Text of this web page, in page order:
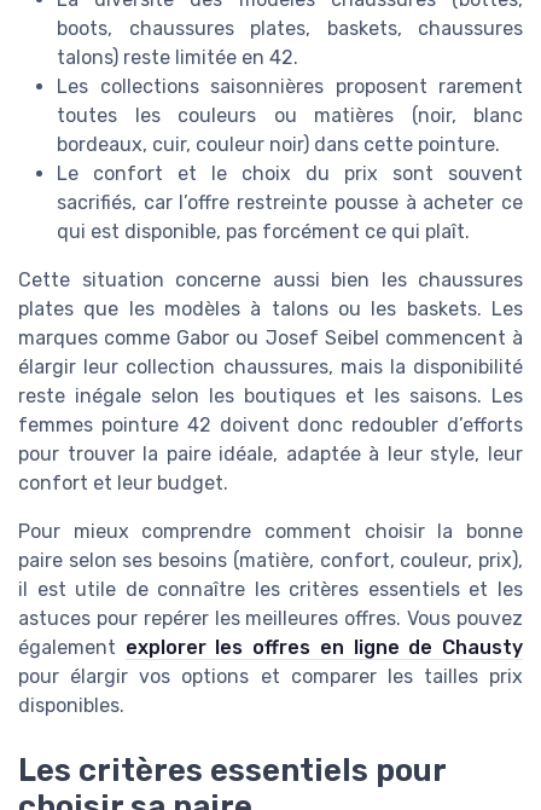
boots, chaussures plates, baskets, chaussures
talons) reste limitée en 42.
Les collections saisonnières proposent rarement
toutes les couleurs ou matières (noir, blanc
bordeaux, cuir, couleur noir) dans cette pointure.
Le confort et le choix du prix sont souvent
sacrifiés, car l’offre restreinte pousse à acheter ce
qui est disponible, pas forcément ce qui plaît.
Cette situation concerne aussi bien les chaussures
plates que les modèles à talons ou les baskets. Les
marques comme Gabor ou Josef Seibel commencent à
élargir leur collection chaussures, mais la disponibilité
reste inégale selon les boutiques et les saisons. Les
femmes pointure 42 doivent donc redoubler d’efforts
pour trouver la paire idéale, adaptée à leur style, leur
confort et leur budget.
Pour mieux comprendre comment choisir la bonne
paire selon ses besoins (matière, confort, couleur, prix),
il est utile de connaître les critères essentiels et les
astuces pour repérer les meilleures offres. Vous pouvez
également explorer les offres en ligne de Chausty
pour élargir vos options et comparer les tailles prix
disponibles.
Les critères essentiels pour